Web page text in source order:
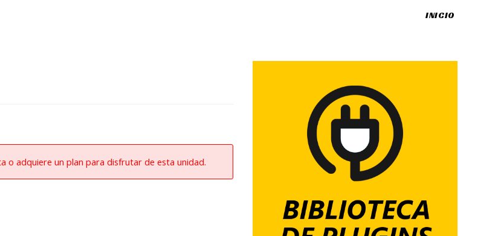
INICIO
o adquiere un plan para disfrutar de esta unidad.